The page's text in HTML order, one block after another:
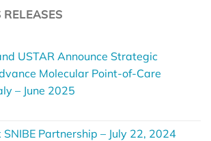
RELEASES
USTAR Announce Strategic
Molecular Point-of-Care
– June 2025
Partnership – July 22, 2024